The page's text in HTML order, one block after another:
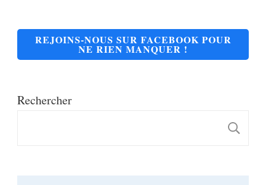
REJOINS-NOUS SUR FACEBOOK POUR
NE RIEN MANQUER !
Rechercher